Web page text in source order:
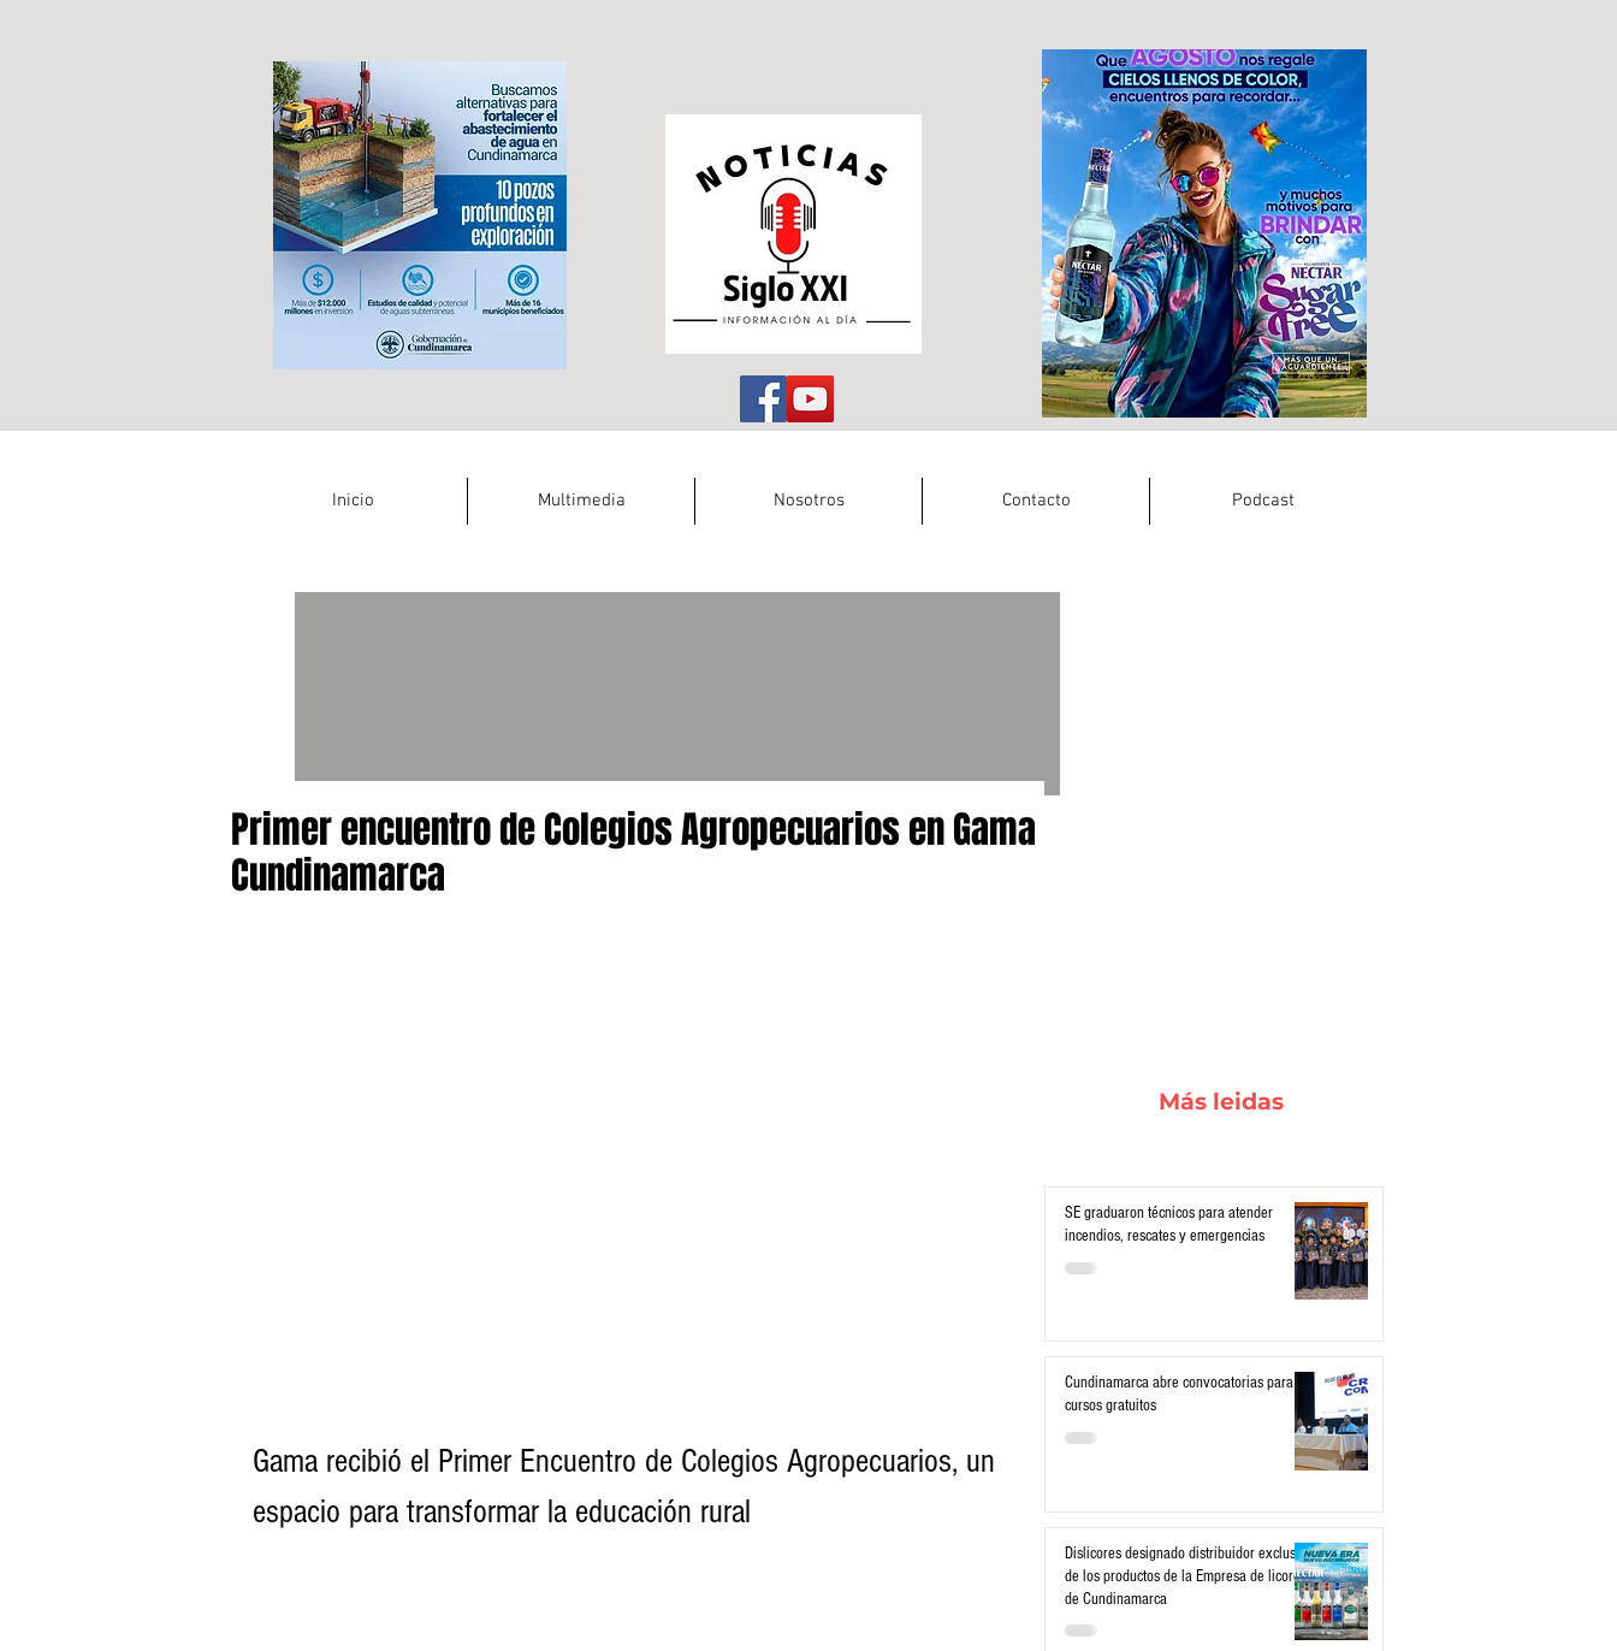
Inicio Multimedia Nosotros Contacto Podcast
Primer encuentro de Colegios Agropecuarios en Gama
Cundinamarca
Gama recibió el Primer Encuentro de Colegios Agropecuarios, un
espacio para transformar la educación rural
Más leidas
SE graduaron técnicos para atender
incendios, rescates y emergencias
Cundinamarca abre convocatorias para
cursos gratuitos
Dislicores designado distribuidor exclusivo
de los productos de la Empresa de licores
de Cundinamarca